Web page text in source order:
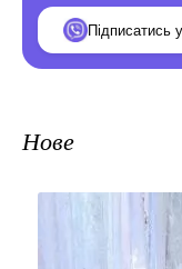
Підписатись у
Нове